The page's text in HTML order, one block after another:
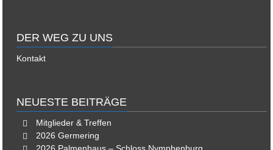
DER WEG ZU UNS
Kontakt
NEUESTE BEITRÄGE
Mitglieder & Treffen
2026 Germering